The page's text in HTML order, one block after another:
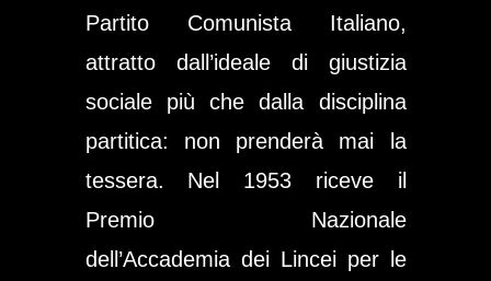
Partito Comunista Italiano,
attratto dall’ideale di giustizia
sociale più che dalla disciplina
partitica: non prenderà mai la
tessera. Nel 1953 riceve il
Premio Nazionale
dell’Accademia dei Lincei per le